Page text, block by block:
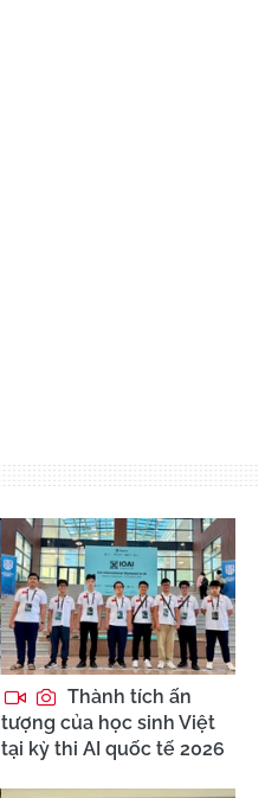
Thành tích ấn
tượng của học sinh Việt
tại kỳ thi AI quốc tế 2026